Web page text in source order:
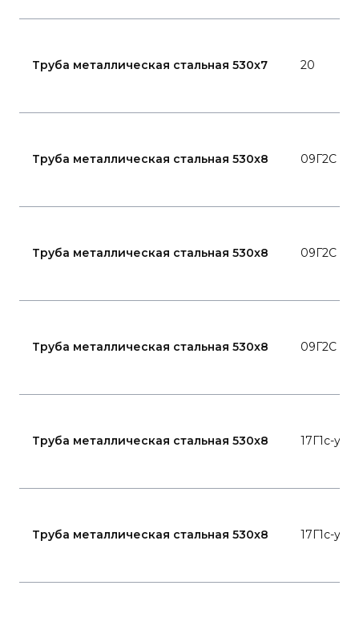
Труба металлическая стальная 530x7 20
Труба металлическая стальная 530x8 09Г2С
Труба металлическая стальная 530x8 09Г2С
Труба металлическая стальная 530x8 09Г2С
Труба металлическая стальная 530x8 17Г1с-у
Труба металлическая стальная 530x8 17Г1с-у